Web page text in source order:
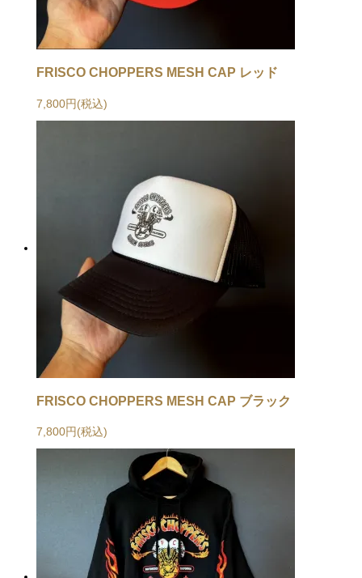
FRISCO CHOPPERS MESH CAP レッド
7,800円(税込)
FRISCO CHOPPERS MESH CAP ブラック
7,800円(税込)